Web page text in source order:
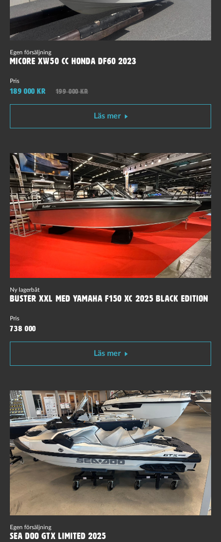
Egen försäljning
Micore Xw50 cc Honda DF60 2023
Pris
189 000 kr 199 000 kr
Läs mer
Ny lagerbåt
Buster XXL med Yamaha F150 XC 2025 Black edition
Pris
738 000
Läs mer
Egen försäljning
Sea Doo GTX Limited 2025